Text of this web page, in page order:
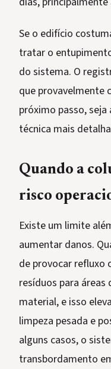
Se o edifício
tratar o
do sistema. O
que provavelmente
próximo passo,
técnica mais
Quando a
risco
Existe um limite
aumentar danos.
de provocar refluxo
resíduos para áreas
material, e isso
limpeza pesada e
alguns casos, o
transbordamento